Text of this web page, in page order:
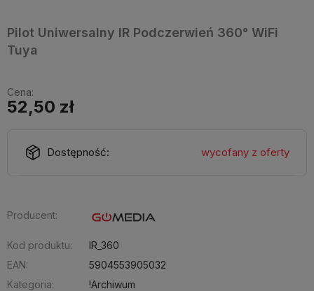
Pilot Uniwersalny IR Podczerwień 360° WiFi
Tuya
Cena:
52,50 zł
Dostępność: wycofany z oferty
Producent:
Kod produktu:
IR_360
EAN:
5904553905032
Kategoria:
!Archiwum